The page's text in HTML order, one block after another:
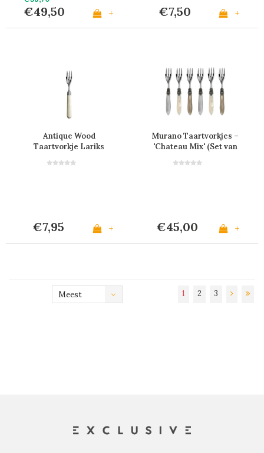
€49,50 + €7,50 +
Antique Wood
Taartvorkje Lariks
€7,95 +
Murano Taartvorkjes –
'Chateau Mix' (Set van
€45,00 +
Meest
1 2 3